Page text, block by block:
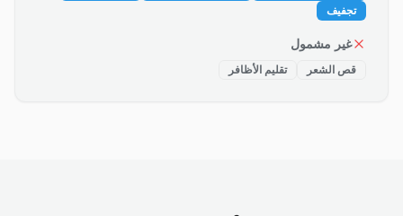
تجفيف
غير مشمول
قص الشعر تقليم الأظافر